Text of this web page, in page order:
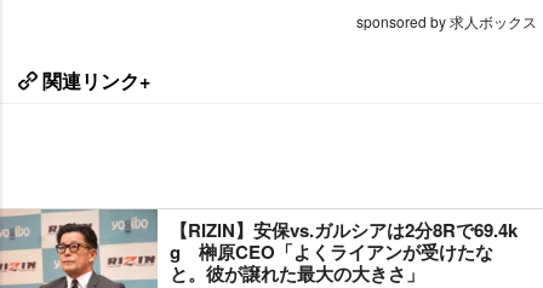
sponsored by 求人ボックス
関連リンク+
【RIZIN】安保vs.ガルシアは2分8Rで69.4k
g 榊原CEO「よくライアンが受けたな
と。彼が譲れた最大の大きさ」